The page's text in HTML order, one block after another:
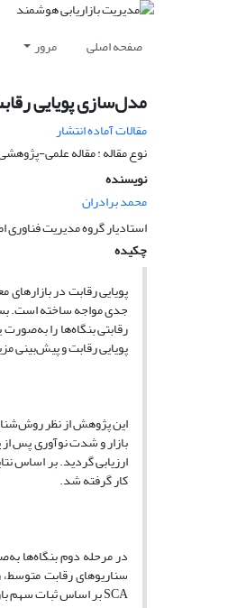
صفحه اصلی مرور
مدل‌سازی پویایی
مقالات آماده انتشار
نوع مقاله : مقاله علمی-
نویسنده
محمد برادران
استادیار گروه مدیریت
چکیده
پویایی رقابت در
جدی مواجه ساخته است.
رقابتی بنگاه‌ها را
پویایی رقابت و پیش‌بینی
این پژوهش از نظر
کار گرفته شد.
در مرحله دوم بنگاه‌ها
سناریوهای رقابت
SCA بر اساس ثبات سهم بازار، شدت نوآوری و مقاومت در برابر تقلید محاسبه و پایداری نتایج از طریق تحلیل حساسیت بررسی گردید.